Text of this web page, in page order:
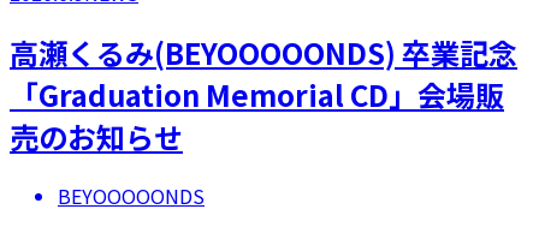
高瀬くるみ(BEYOOOOONDS) 卒業記念
「Graduation Memorial CD」会場販
売のお知らせ
BEYOOOOONDS